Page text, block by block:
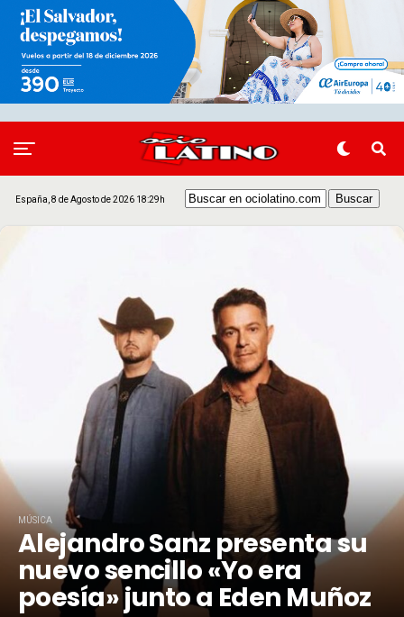
España, 8 de Agosto de 2026 18:29h
MÚSICA
Alejandro Sanz presenta su
nuevo sencillo «Yo era
poesía» junto a Eden Muñoz